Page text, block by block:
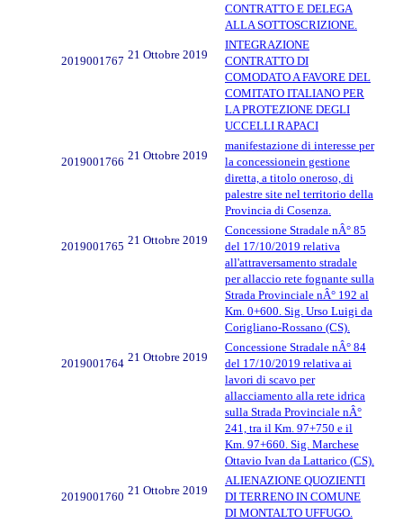
CONTRATTO E DELEGA
ALLA SOTTOSCRIZIONE.
2019001767 21 Ottobre 2019
INTEGRAZIONE
CONTRATTO DI
COMODATO A FAVORE DEL
COMITATO ITALIANO PER
LA PROTEZIONE DEGLI
UCCELLI RAPACI
2019001766 21 Ottobre 2019
manifestazione di interesse per
la concessionein gestione
diretta, a titolo oneroso, di
palestre site nel territorio della
Provincia di Cosenza.
2019001765 21 Ottobre 2019
Concessione Stradale nÂ° 85
del 17/10/2019 relativa
all'attraversamento stradale
per allaccio rete fognante sulla
Strada Provinciale nÂ° 192 al
Km. 0+600. Sig. Urso Luigi da
Corigliano-Rossano (CS).
2019001764 21 Ottobre 2019
Concessione Stradale nÂ° 84
del 17/10/2019 relativa ai
lavori di scavo per
allacciamento alla rete idrica
sulla Strada Provinciale nÂ°
241, tra il Km. 97+750 e il
Km. 97+660. Sig. Marchese
Ottavio Ivan da Lattarico (CS).
2019001760 21 Ottobre 2019
ALIENAZIONE QUOZIENTI
DI TERRENO IN COMUNE
DI MONTALTO UFFUGO.